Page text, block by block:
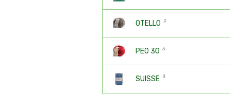
OTELLO 9
PEO 30 3
SUISSE 8